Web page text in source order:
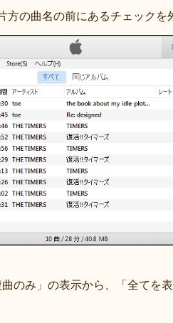
方の曲名の前にあるチェックを
のみ」の表示から、「全てを表